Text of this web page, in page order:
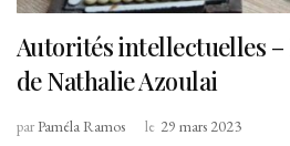
Autorités intellectuelles
de Nathalie Azoulai
parPaméla Ramos le 29 mars 2023